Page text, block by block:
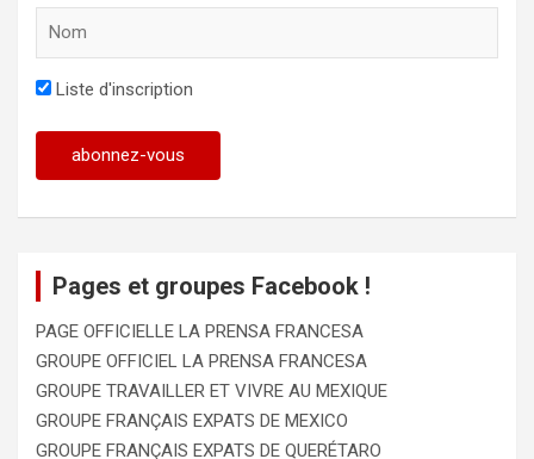
Liste d'inscription
Pages et groupes Facebook !
PAGE OFFICIELLE LA PRENSA FRANCESA
GROUPE OFFICIEL LA PRENSA FRANCESA
GROUPE TRAVAILLER ET VIVRE AU MEXIQUE
GROUPE FRANÇAIS EXPATS DE MEXICO
GROUPE FRANÇAIS EXPATS DE QUERÉTARO